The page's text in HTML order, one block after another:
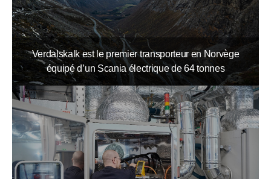
Verdalskalk est le premier transporteur en Norvège
équipé d’un Scania électrique de 64 tonnes